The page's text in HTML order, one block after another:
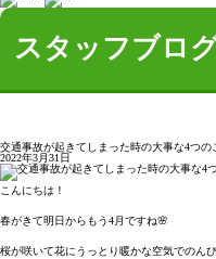
スタッフブロ
交通事故が起きてしまった時の大事な4つ
2022年3月31日
こんにちは！
春がきて明日からもう4月ですね🌸
桜が咲いて花にうっとり暖かな空気でのん